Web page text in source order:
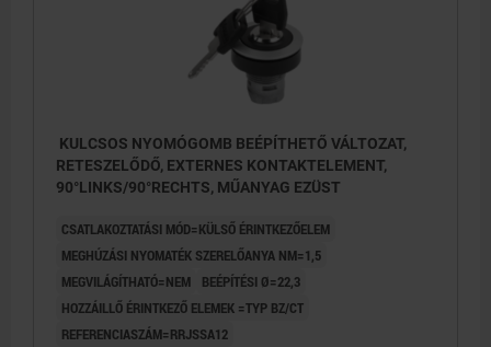
KULCSOS NYOMÓGOMB BEÉPÍTHETŐ VÁLTOZAT,
RETESZELŐDŐ, EXTERNES KONTAKTELEMENT,
90°LINKS/90°RECHTS, MŰANYAG EZÜST
CSATLAKOZTATÁSI MÓD=KÜLSŐ ÉRINTKEZŐELEM
MEGHÚZÁSI NYOMATÉK SZERELŐANYA NM=1,5
MEGVILÁGÍTHATÓ=NEM
BEÉPÍTÉSI Ø=22,3
HOZZÁILLŐ ÉRINTKEZŐ ELEMEK =TYP BZ/CT
REFERENCIASZÁM=RRJSSA12